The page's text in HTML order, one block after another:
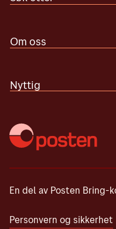
Om oss
Nyttig
En del av Posten Bring-
Personvern og sikkerhet